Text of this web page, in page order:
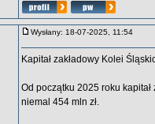
Wysłany: 18-07-2025, 11:54
Kapitał zakładowy Kolei
Od początku 2025 roku
niemal 454 mln zł.